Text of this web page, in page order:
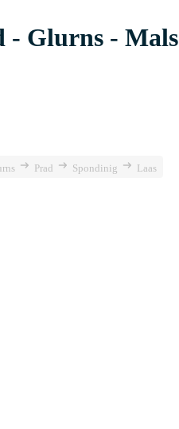
- Glurns - Mals
Prad Spondinig Laas